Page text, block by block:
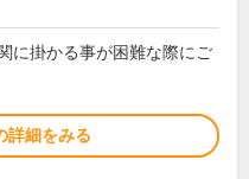
に掛かる事が困難な際にご
詳細をみる